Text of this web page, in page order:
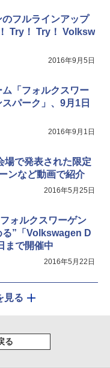
フルラインアップ
Try！ Try！ Volksw
2016年9月5日
「フォルクスワー
パーク」、9月1日
2016年9月1日
場で発表された限定
ンなど動画で紹介
2016年5月25日
ォルクスワーゲン
”「Volkswagen D
まで開催中
2016年5月22日
見る
る